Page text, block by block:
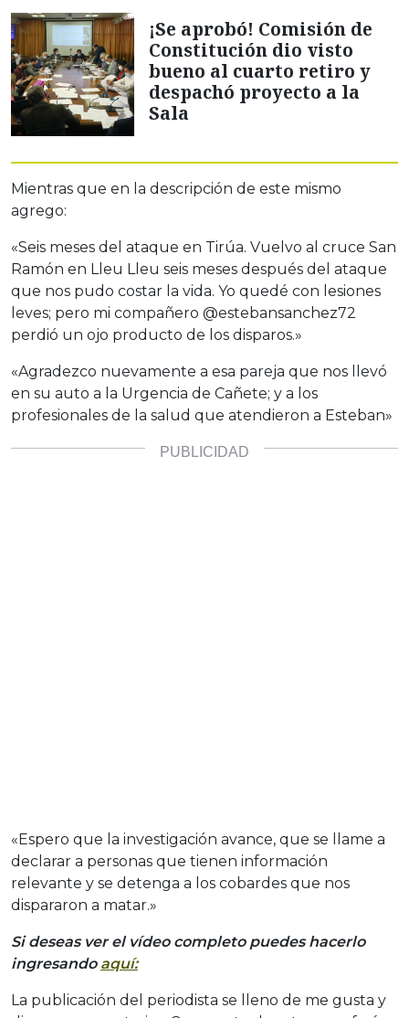
¡Se aprobó! Comisión de
Constitución dio visto
bueno al cuarto retiro y
despachó proyecto a la
Sala
Mientras que en la descripción de este mismo
agrego:
«Seis meses del ataque en Tirúa. Vuelvo al cruce San
Ramón en Lleu Lleu seis meses después del ataque
que nos pudo costar la vida. Yo quedé con lesiones
leves; pero mi compañero @estebansanchez72
perdió un ojo producto de los disparos.»
«Agradezco nuevamente a esa pareja que nos llevó
en su auto a la Urgencia de Cañete; y a los
profesionales de la salud que atendieron a Esteban»
«Espero que la investigación avance, que se llame a
declarar a personas que tienen información
relevante y se detenga a los cobardes que nos
dispararon a matar.»
Si deseas ver el vídeo completo puedes hacerlo
ingresando aquí:
La publicación del periodista se lleno de me gusta y